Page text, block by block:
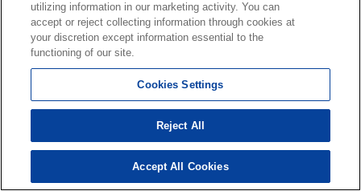
utilizing information in our marketing activity. You can
accept or reject collecting information through cookies at
your discretion except information essential to the
functioning of our site.
Cookies Settings
Reject All
Accept All Cookies